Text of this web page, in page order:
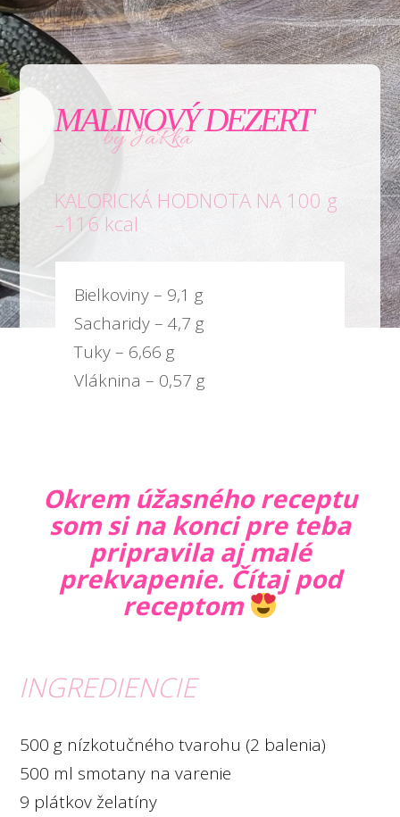
MALINOVÝ DEZERT
by JaRka
KALORICKÁ HODNOTA NA 100 g
–116 kcal
Bielkoviny – 9,1 g
Sacharidy – 4,7 g
Tuky – 6,66 g
Vláknina – 0,57 g
Okrem úžasného receptu
som si na konci pre teba
pripravila aj malé
prekvapenie. Čítaj pod
receptom
INGREDIENCIE
500 g nízkotučného tvarohu (2 balenia)
500 ml smotany na varenie
9 plátkov želatíny